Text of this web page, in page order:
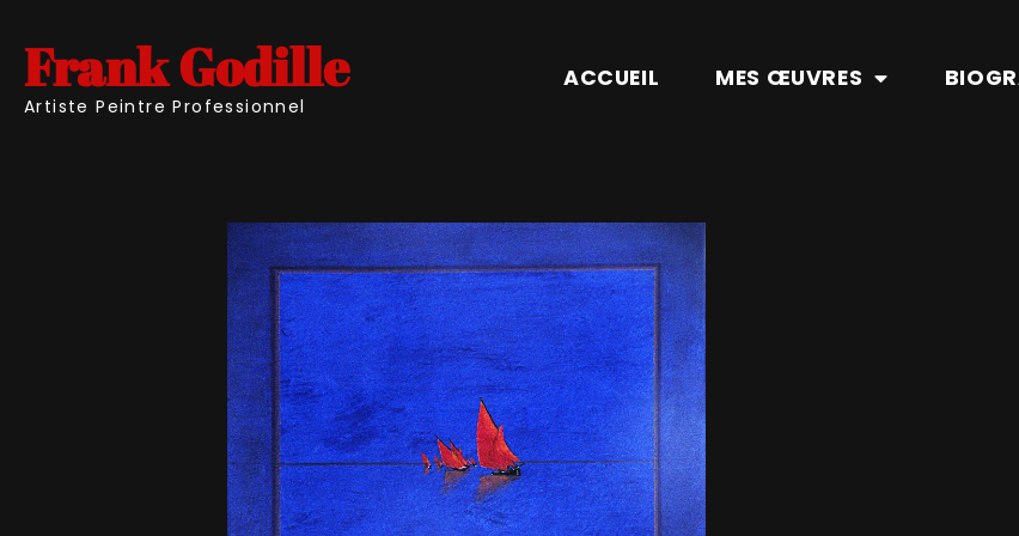
Frank Godille
Artiste Peintre Professionnel
ACCUEIL MES ŒUVRES